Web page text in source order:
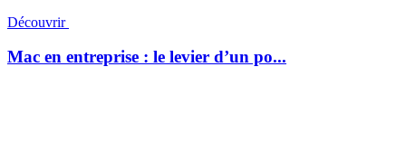
Découvrir
Mac en entreprise : le levier d’un po...